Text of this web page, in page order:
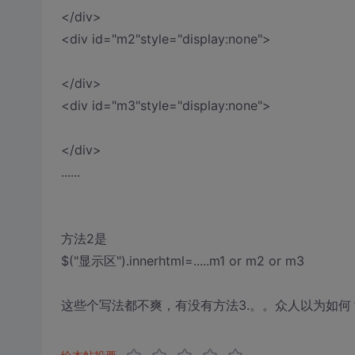
</div>
<div id="m2"style="display:none">
</div>
<div id="m3"style="display:none">
</div>
......
方法2是
$("显示区").innerhtml=.....m1 or m2 or m3
这些个写法都不爽，有没有方法3.。。众人以为如何